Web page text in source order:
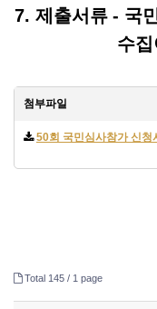
7. 제출서류 - 국
수
첨부파일
50회 국민심사참가 신청
Total 145 / 1 page